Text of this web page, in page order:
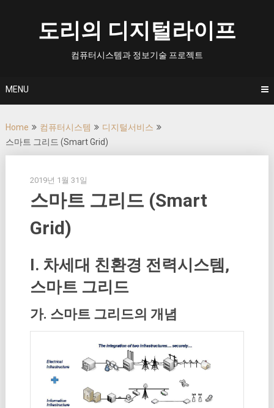
도리의 디지털라이프
컴퓨터시스템과 정보기술 프로젝트
MENU
Home 컴퓨터시스템
디지털서비스
스마트 그리드 (Smart Grid)
2019년 1월 31일
스마트 그리드 (Smart
Grid)
I. 차세대 친환경 전력시스템,
스마트 그리드
가. 스마트 그리드의 개념